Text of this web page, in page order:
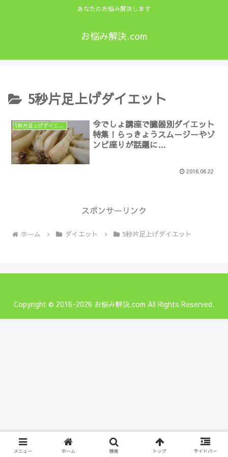
あなたのお悩み解決します
お悩み解決.com
5秒片足上げダイエット
5秒片足上げダイエット
今でしょ講座で臓器別ダイエット
特集！らっきょうスムージーやゾ
ンビ座りが話題に…
2016.06.22
スポンサーリンク
ホーム ダイエット 5秒片足上げダイエット
Copyright © 2016-2026 お悩み解決.com All Rights Reserved.
メニュー ホーム 検索 トップ サイドバー